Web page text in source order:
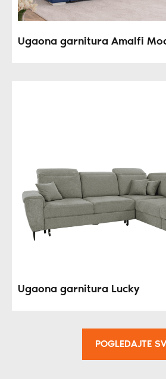
Ugaona garnitura Amalfi
Ugaona garnitura Lucky
POGLEDAJTE